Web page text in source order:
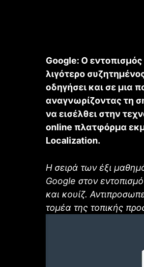
Google: Ο
λιγότερο
οδηγήσει και σε μια
αναγνωρίζοντας τη
να εισέλθει στην
online πλατφόρμα
Localization.
H σειρά των έξι
Google στον
και κουίζ.
τομέα της τοπικής